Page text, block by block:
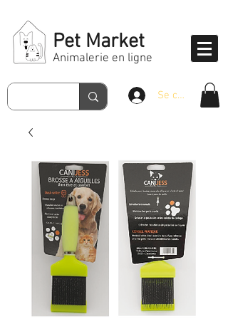
Pet Market
Animalerie en ligne
Se connecter